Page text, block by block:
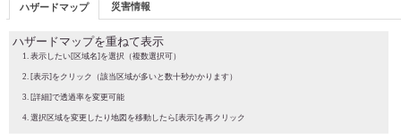
ハザードマップ 災害情報
ハザードマップを重ねて表示
表示したい[区域名]を選択（複数選択可）
[表示]をクリック（該当区域が多いと数十秒かかります）
[詳細]で透過率を変更可能
選択区域を変更したり地図を移動したら[表示]を再クリック